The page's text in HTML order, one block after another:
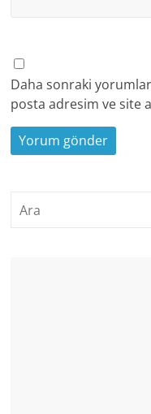
Daha sonraki
posta adresim ve site